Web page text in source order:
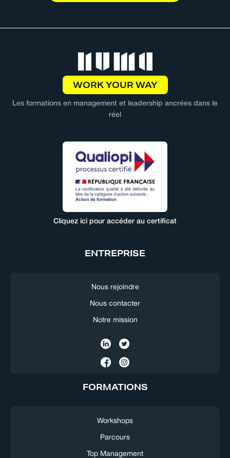
WORK YOUR WAY
Les formations en management et leadership ancrées dans le
réel
Cliquez ici pour accéder au certificat
ENTREPRISE
Nous rejoindre
Nous contacter
Notre mission
FORMATIONS
Workshops
Parcours
Top Management